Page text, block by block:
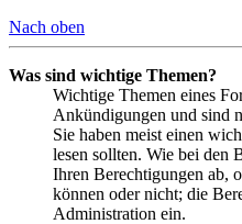
Nach oben
Was sind wichtige Themen?
Wichtige Themen eines
Ankündigungen und sind
Sie haben meist einen
lesen sollten. Wie bei den
Ihren Berechtigungen ab,
können oder nicht; die
Administration ein.